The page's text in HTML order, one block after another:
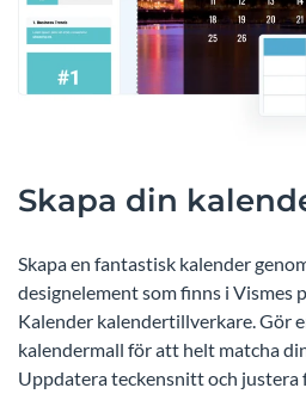
Skapa din
Skapa en fantastisk kalender
designelement som finns i Vismes
Kalender kalendertillverkare. Gör
kalendermall för att helt matcha
Uppdatera teckensnitt och justera